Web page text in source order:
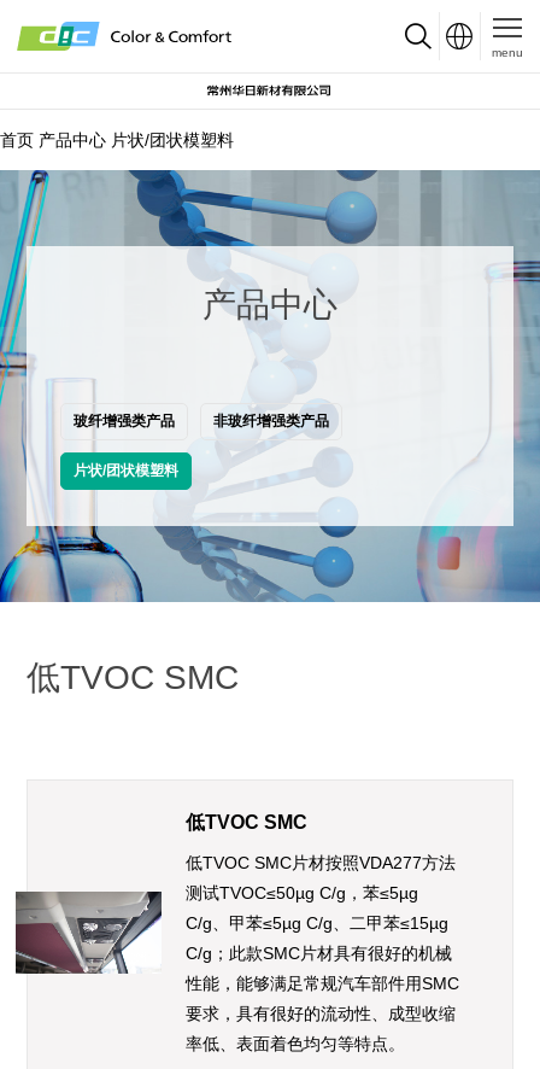
menu
首页 产品中心 片状/团状模塑料
产品中心
玻纤增强类产品 非玻纤增强类产品
片状/团状模塑料
低TVOC SMC
低TVOC SMC
低TVOC SMC片材按照VDA277方法
测试TVOC≤50µg C/g，苯≤5µg
C/g、甲苯≤5µg C/g、二甲苯≤15µg
C/g；此款SMC片材具有很好的机械
性能，能够满足常规汽车部件用SMC
要求，具有很好的流动性、成型收缩
率低、表面着色均匀等特点。